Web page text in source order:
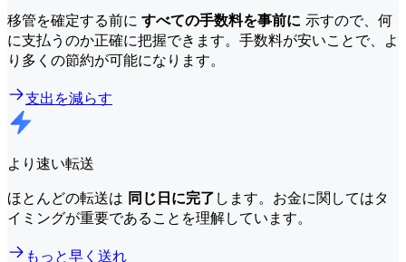
移管を確定する前に すべての手数料を事前に 示すので、何
に支払うのか正確に把握できます。手数料が安いことで、よ
り多くの節約が可能になります。
支出を減らす
より速い転送
ほとんどの転送は 同じ日に完了 します。お金に関してはタ
イミングが重要であることを理解しています。
もっと早く送れ